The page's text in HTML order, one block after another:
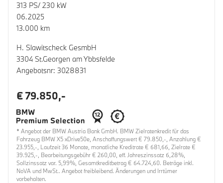
313 PS/ 230 kW
06.2025
13.000 km
H. Slawitscheck GesmbH
3304 St.Georgen am Ybbsfelde
Angebotsnr: 3028831
€ 79.850,-
* Angebot der BMW Austria Bank GmbH. BMW Zielratenkredit für das
Fahrzeug BMW X5 xDrive50e, Anschaffungswert € 79.850,-, Anzahlung €
23.955,-, Laufzeit 36 Monate, monatliche Kreditrate € 681,66, Zielrate €
39.925,-, Bearbeitungsgebühr € 260,00, eff. Jahreszinssatz 6,28%,
Sollzinssatz var. 5,99%, Gesamtkreditbetrag € 64.724,60. Beträge inkl.
NoVA und MwSt.. Angebot freibleibend. Änderungen und Irrtümer
vorbehalten.